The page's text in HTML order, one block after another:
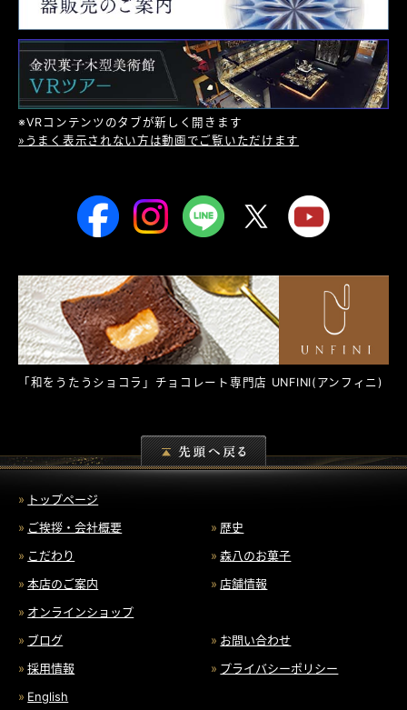
※VRコンテンツのタブが新しく開きます
»うまく表示されない方は動画でご覧いただけます
「和をうたうショコラ」チョコレート専門店 UNFINI(アンフィニ)
トップページ
ご挨拶・会社概要
歴史
こだわり
森八のお菓子
本店のご案内
店舗情報
オンラインショップ
ブログ
お問い合わせ
採用情報
プライバシーポリシー
English